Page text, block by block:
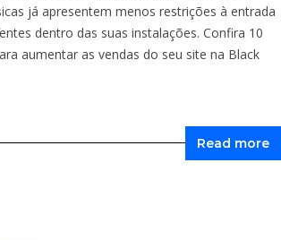
já apresentem menos restrições à entrada
dentro das suas instalações. Confira 10
aumentar as vendas do seu site na Black
Read more